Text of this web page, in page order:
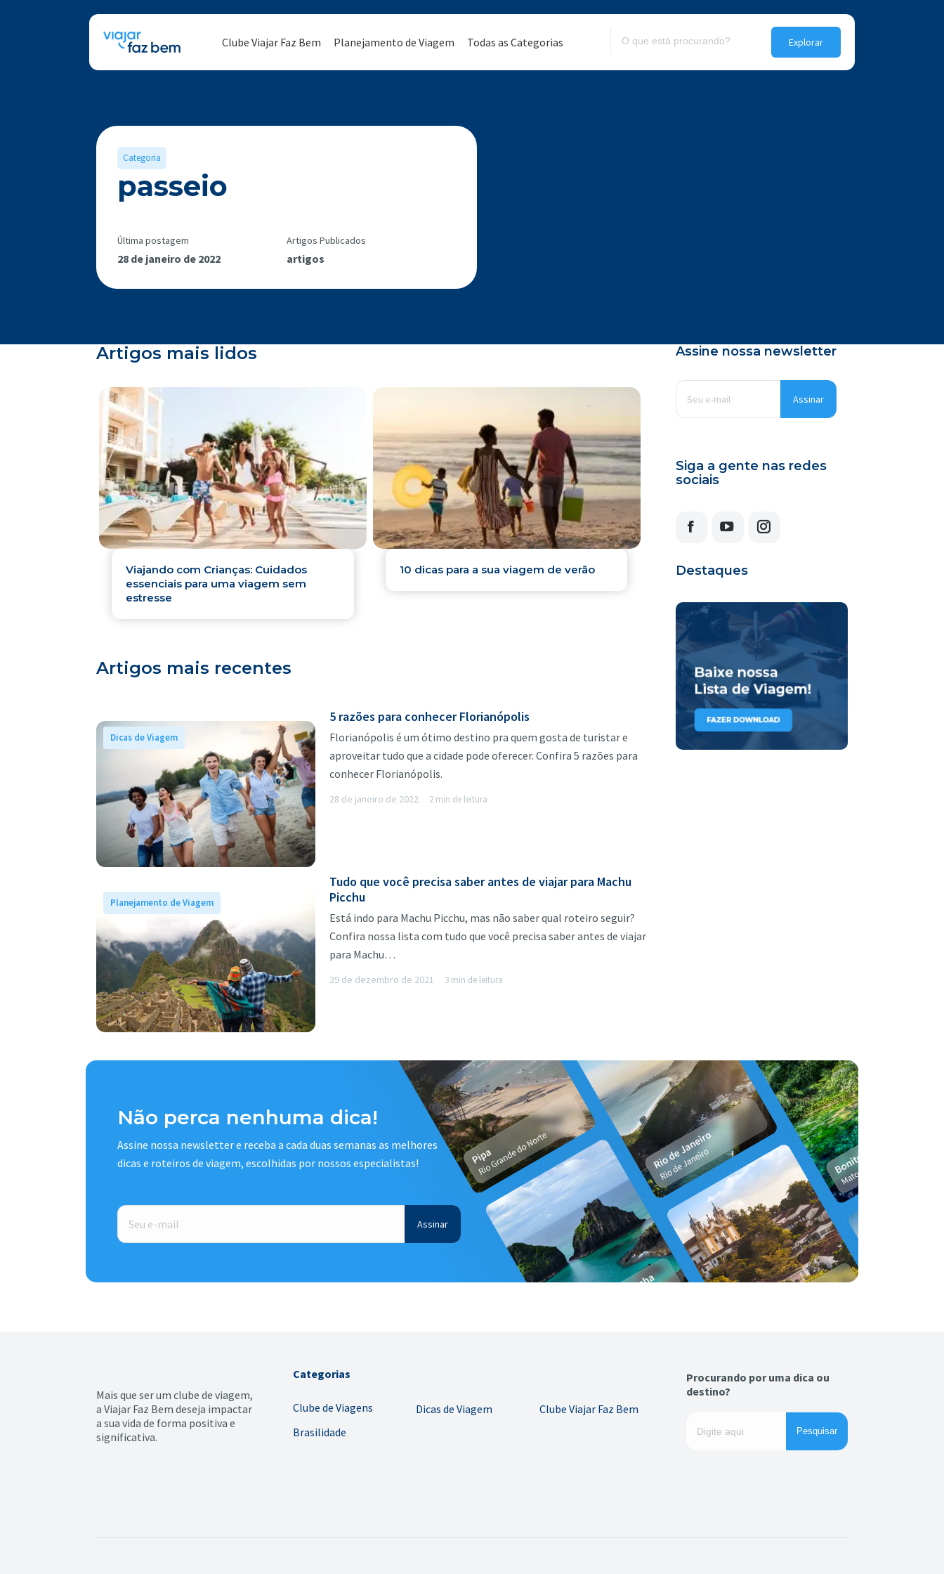
Clube Viajar Faz Bem Planejamento de Viagem Todas as Categorias
Categoria
passeio
Última postagem
28 de janeiro de 2022
Artigos Publicados
artigos
Artigos mais lidos
Viajando com Crianças: Cuidados
essenciais para uma viagem sem
estresse
10 dicas para a sua viagem de verão
Artigos mais recentes
Dicas de Viagem
5 razões para conhecer Florianópolis
28 de janeiro de 2022 2 min de leitura
Florianópolis é um ótimo destino pra quem gosta de turistar e
aproveitar tudo que a cidade pode oferecer. Confira 5 razões para
conhecer Florianópolis.
Planejamento de Viagem
Tudo que você precisa saber antes de viajar para Machu
Picchu
29 de dezembro de 2021 3 min de leitura
Está indo para Machu Picchu, mas não saber qual roteiro seguir?
Confira nossa lista com tudo que você precisa saber antes de viajar
para Machu…
Assine nossa newsletter
mail *
Siga a gente nas redes
sociais
FacebookYouTubeInstagram
Destaques
Não perca nenhuma dica!
Assine nossa newsletter e receba a cada duas semanas as melhores
dicas e roteiros de viagem, escolhidas por nossos especialistas!
E-
mail *
Mais que ser um clube de viagem,
a Viajar Faz Bem deseja impactar
a sua vida de forma positiva e
significativa.
Categorias
Clube de Viagens
Brasilidade
Dicas de Viagem Clube Viajar Faz Bem
Procurando por uma dica ou
destino?
Pesquisar